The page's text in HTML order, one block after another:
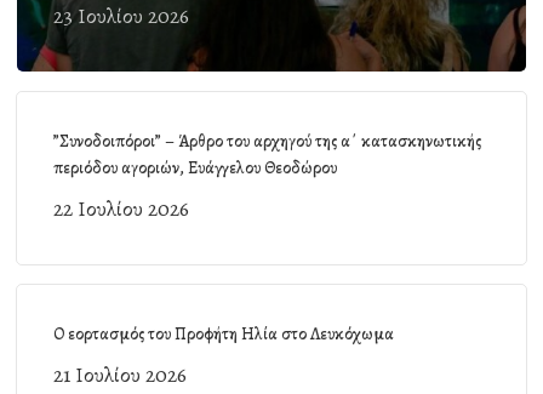
23 Ιουλίου 2026
”Συνοδοιπόροι” – Άρθρο του αρχηγού της α΄ κατασκηνωτικής
περιόδου αγοριών, Ευάγγελου Θεοδώρου
22 Ιουλίου 2026
Ο εορτασμός του Προφήτη Ηλία στο Λευκόχωμα
21 Ιουλίου 2026